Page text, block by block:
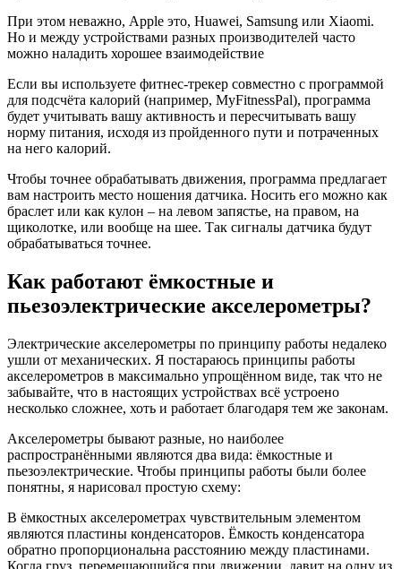
При этом неважно, Apple это, Huawei, Samsung или Xiaomi.
Но и между устройствами разных производителей часто
можно наладить хорошее взаимодействие
Если вы используете фитнес-трекер совместно с программой
для подсчёта калорий (например, MyFitnessPal), программа
будет учитывать вашу активность и пересчитывать вашу
норму питания, исходя из пройденного пути и потраченных
на него калорий.
Чтобы точнее обрабатывать движения, программа предлагает
вам настроить место ношения датчика. Носить его можно как
браслет или как кулон – на левом запястье, на правом, на
щиколотке, или вообще на шее. Так сигналы датчика будут
обрабатываться точнее.
Как работают ёмкостные и
пьезоэлектрические акселерометры?
Электрические акселерометры по принципу работы недалеко
ушли от механических. Я постараюсь принципы работы
акселерометров в максимально упрощённом виде, так что не
забывайте, что в настоящих устройствах всё устроено
несколько сложнее, хоть и работает благодаря тем же законам.
Акселерометры бывают разные, но наиболее
распространёнными являются два вида: ёмкостные и
пьезоэлектрические. Чтобы принципы работы были более
понятны, я нарисовал простую схему:
В ёмкостных акселерометрах чувствительным элементом
являются пластины конденсаторов. Ёмкость конденсатора
обратно пропорциональна расстоянию между пластинами.